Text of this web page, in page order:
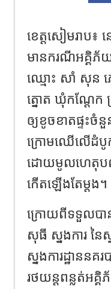
ខេត្តសៀមរាប៖
មានករណីអគ្គិភ័យ
ឈ្មោះ សាំ សុន ភ
ត្នោត ឃុំកណ្តែក
ឲ្យខូចខាតផ្ទះ
ក្រោមឈើលើដំបូក
ដោយមូលហេតុបណ្ត
កើតឡើងតែម្តង។
ក្រោយពីទទួលបា
សុធី ស្នងការ នៃ
ស្នងការដ្ឋានន
រថយន្តពន្លត់អ